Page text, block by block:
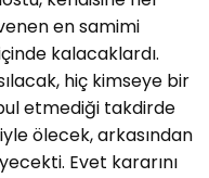
en samimi
kalacaklardı.
hiç kimseye bir
etmediği takdirde
ölecek, arkasından
Evet kararını